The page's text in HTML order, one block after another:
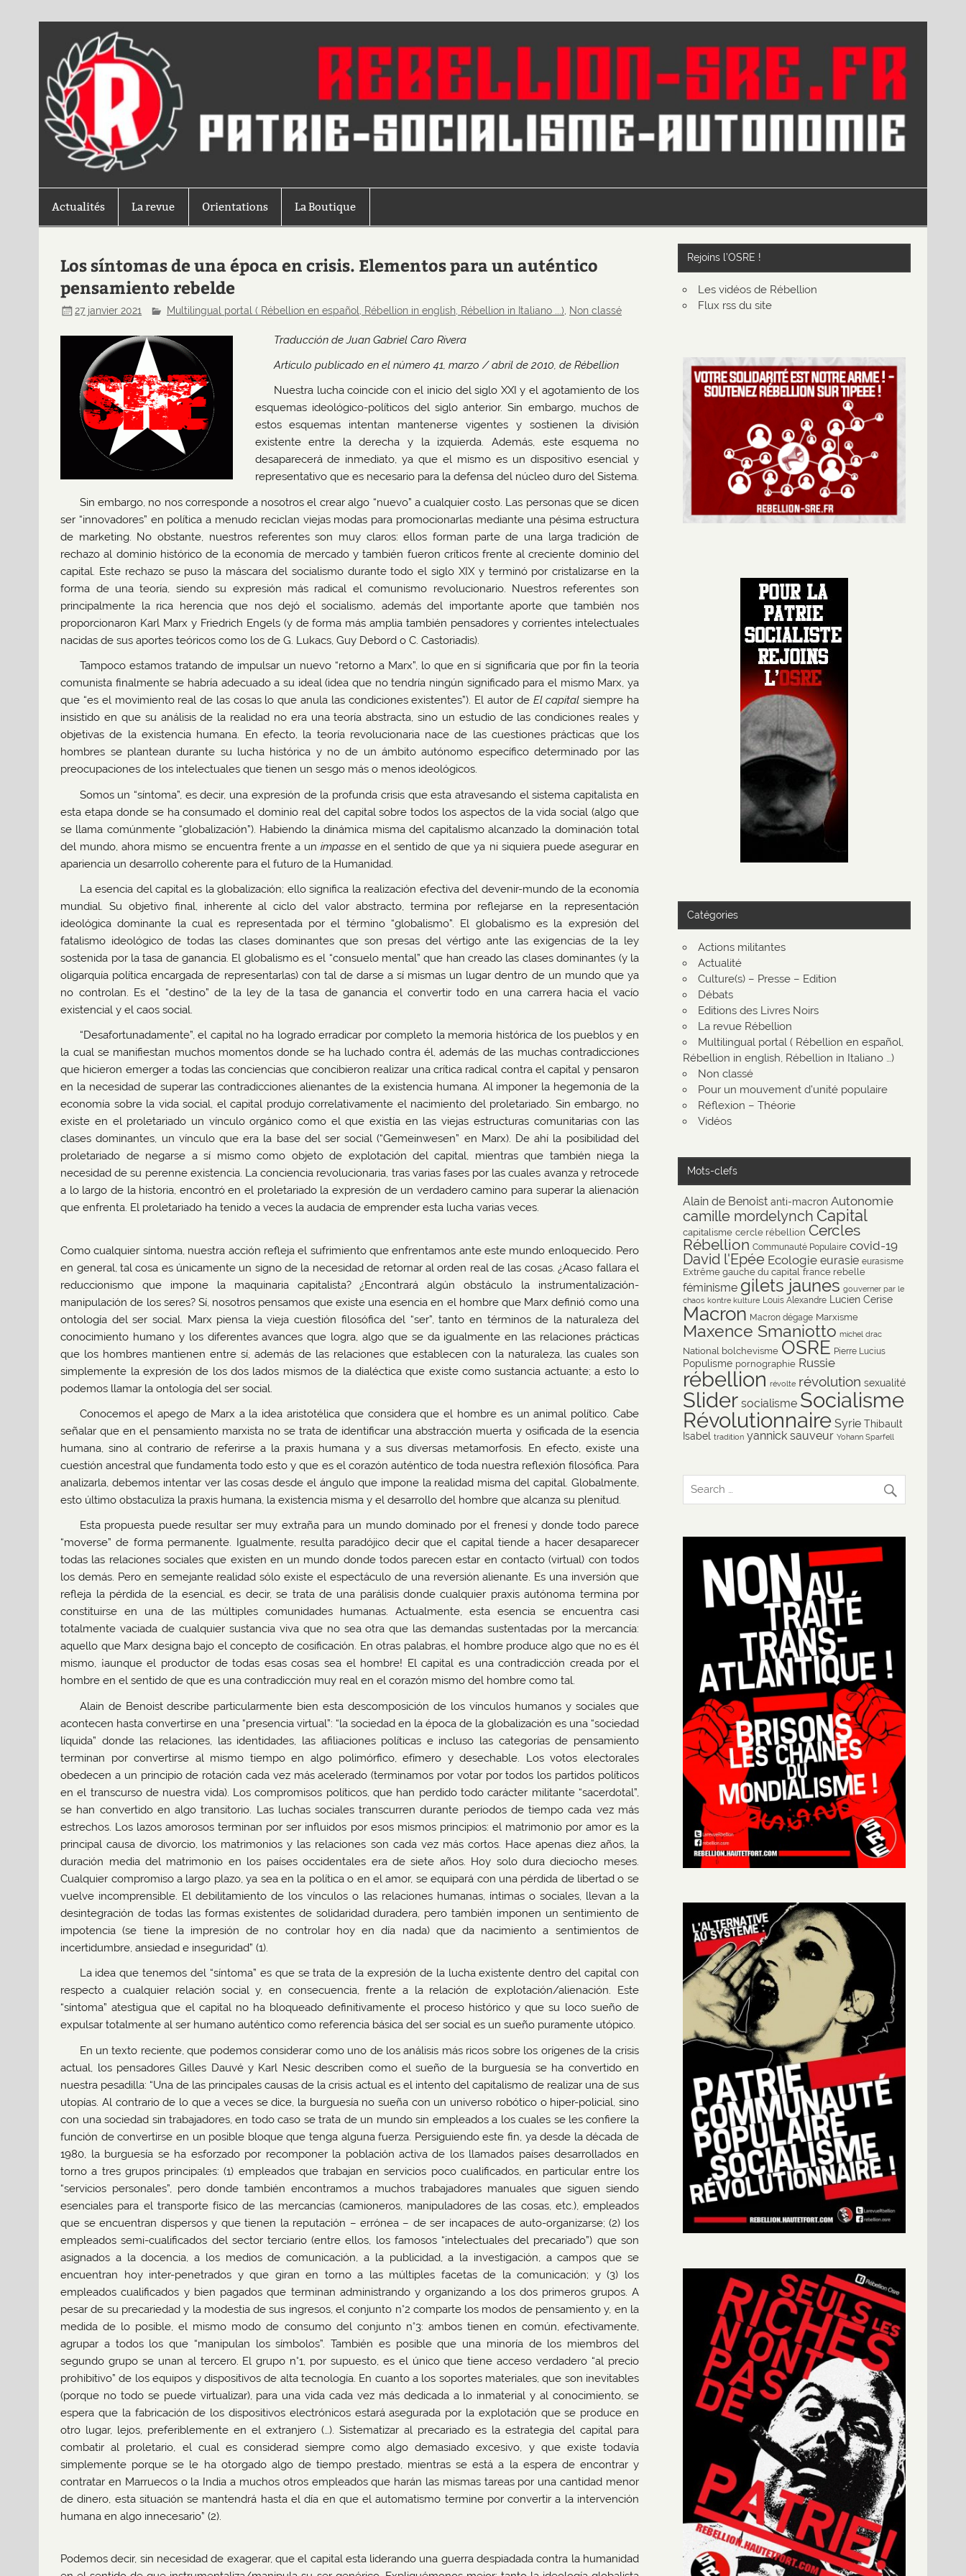
Actualités La revue Orientations La Boutique
Los síntomas de una época en crisis. Elementos para un auténtico
pensamiento rebelde
27 janvier 2021 Multilingual portal ( Rébellion en español, Rébellion in english, Rébellion in Italiano ...) Non classé
Traducción de Juan Gabriel Caro Rivera
Artículo publicado en el número 41, marzo / abril de 2010, de Rébellion
Nuestra lucha coincide con el inicio del siglo XXI y el agotamiento de los
esquemas ideológico-políticos del siglo anterior. Sin embargo, muchos de
estos esquemas intentan mantenerse vigentes y sostienen la división
existente entre la derecha y la izquierda. Además, este esquema no
desaparecerá de inmediato, ya que el mismo es un dispositivo esencial y
representativo que es necesario para la defensa del núcleo duro del Sistema.
Sin embargo, no nos corresponde a nosotros el crear algo “nuevo” a cualquier costo. Las personas que se dicen
ser “innovadores” en política a menudo reciclan viejas modas para promocionarlas mediante una pésima estructura
de marketing. No obstante, nuestros referentes son muy claros: ellos forman parte de una larga tradición de
rechazo al dominio histórico de la economía de mercado y también fueron críticos frente al creciente dominio del
capital. Este rechazo se puso la máscara del socialismo durante todo el siglo XIX y terminó por cristalizarse en la
forma de una teoría, siendo su expresión más radical el comunismo revolucionario. Nuestros referentes son
principalmente la rica herencia que nos dejó el socialismo, además del importante aporte que también nos
proporcionaron Karl Marx y Friedrich Engels (y de forma más amplia también pensadores y corrientes intelectuales
nacidas de sus aportes teóricos como los de G. Lukacs, Guy Debord o C. Castoriadis).
Tampoco estamos tratando de impulsar un nuevo “retorno a Marx”, lo que en sí significaría que por fin la teoría
comunista finalmente se habría adecuado a su ideal (idea que no tendría ningún significado para el mismo Marx, ya
que “es el movimiento real de las cosas lo que anula las condiciones existentes”). El autor de El capital siempre ha
insistido en que su análisis de la realidad no era una teoría abstracta, sino un estudio de las condiciones reales y
objetivas de la existencia humana. En efecto, la teoría revolucionaria nace de las cuestiones prácticas que los
hombres se plantean durante su lucha histórica y no de un ámbito autónomo específico determinado por las
preocupaciones de los intelectuales que tienen un sesgo más o menos ideológicos.
Somos un “síntoma”, es decir, una expresión de la profunda crisis que esta atravesando el sistema capitalista en
esta etapa donde se ha consumado el dominio real del capital sobre todos los aspectos de la vida social (algo que
se llama comúnmente “globalización”). Habiendo la dinámica misma del capitalismo alcanzado la dominación total
del mundo, ahora mismo se encuentra frente a un impasseen el sentido de que ya ni siquiera puede asegurar en
apariencia un desarrollo coherente para el futuro de la Humanidad.
La esencia del capital es la globalización; ello significa la realización efectiva del devenir-mundo de la economía
mundial. Su objetivo final, inherente al ciclo del valor abstracto, termina por reflejarse en la representación
ideológica dominante la cual es representada por el término “globalismo”. El globalismo es la expresión del
fatalismo ideológico de todas las clases dominantes que son presas del vértigo ante las exigencias de la ley
sostenida por la tasa de ganancia. El globalismo es el “consuelo mental” que han creado las clases dominantes (y la
oligarquía política encargada de representarlas) con tal de darse a sí mismas un lugar dentro de un mundo que ya
no controlan. Es el “destino” de la ley de la tasa de ganancia el convertir todo en una carrera hacia el vacío
existencial y el caos social.
“Desafortunadamente”, el capital no ha logrado erradicar por completo la memoria histórica de los pueblos y en
la cual se manifiestan muchos momentos donde se ha luchado contra él, además de las muchas contradicciones
que hicieron emerger a todas las conciencias que concibieron realizar una crítica radical contra el capital y pensaron
en la necesidad de superar las contradicciones alienantes de la existencia humana. Al imponer la hegemonía de la
economía sobre la vida social, el capital produjo correlativamente el nacimiento del proletariado. Sin embargo, no
existe en el proletariado un vínculo orgánico como el que existía en las viejas estructuras comunitarias con las
clases dominantes, un vínculo que era la base del ser social (“Gemeinwesen” en Marx). De ahí la posibilidad del
proletariado de negarse a sí mismo como objeto de explotación del capital, mientras que también niega la
necesidad de su perenne existencia. La conciencia revolucionaria, tras varias fases por las cuales avanza y retrocede
a lo largo de la historia, encontró en el proletariado la expresión de un verdadero camino para superar la alienación
que enfrenta. El proletariado ha tenido a veces la audacia de emprender esta lucha varias veces.
Como cualquier síntoma, nuestra acción refleja el sufrimiento que enfrentamos ante este mundo enloquecido. Pero
en general, tal cosa es únicamente un signo de la necesidad de retornar al orden real de las cosas. ¿Acaso fallara el
reduccionismo que impone la maquinaria capitalista? ¿Encontrará algún obstáculo la instrumentalización-
manipulación de los seres? Sí, nosotros pensamos que existe una esencia en el hombre que Marx definió como una
ontología del ser social. Marx piensa la vieja cuestión filosófica del “ser”, tanto en términos de la naturaleza del
conocimiento humano y los diferentes avances que logra, algo que se da igualmente en las relaciones prácticas
que los hombres mantienen entre sí, además de las relaciones que establecen con la naturaleza, las cuales son
simplemente la expresión de los dos lados mismos de la dialéctica que existe como sustancia actuante; a esto lo
podemos llamar la ontología del ser social.
Conocemos el apego de Marx a la idea aristotélica que considera que el hombre es un animal político. Cabe
señalar que en el pensamiento marxista no se trata de identificar una abstracción muerta y osificada de la esencia
humana, sino al contrario de referirse a la praxis humana y a sus diversas metamorfosis. En efecto, existe una
cuestión ancestral que fundamenta todo esto y que es el corazón auténtico de toda nuestra reflexión filosófica. Para
analizarla, debemos intentar ver las cosas desde el ángulo que impone la realidad misma del capital. Globalmente,
esto último obstaculiza la praxis humana, la existencia misma y el desarrollo del hombre que alcanza su plenitud.
Esta propuesta puede resultar ser muy extraña para un mundo dominado por el frenesí y donde todo parece
“moverse” de forma permanente. Igualmente, resulta paradójico decir que el capital tiende a hacer desaparecer
todas las relaciones sociales que existen en un mundo donde todos parecen estar en contacto (virtual) con todos
los demás. Pero en semejante realidad sólo existe el espectáculo de una reversión alienante. Es una inversión que
refleja la pérdida de la esencial, es decir, se trata de una parálisis donde cualquier praxis autónoma termina por
constituirse en una de las múltiples comunidades humanas. Actualmente, esta esencia se encuentra casi
totalmente vaciada de cualquier sustancia viva que no sea otra que las demandas sustentadas por la mercancía:
aquello que Marx designa bajo el concepto de cosificación. En otras palabras, el hombre produce algo que no es él
mismo, ¡aunque el productor de todas esas cosas sea el hombre! El capital es una contradicción creada por el
hombre en el sentido de que es una contradicción muy real en el corazón mismo del hombre como tal.
Alain de Benoist describe particularmente bien esta descomposición de los vínculos humanos y sociales que
acontecen hasta convertirse en una “presencia virtual”: “la sociedad en la época de la globalización es una “sociedad
líquida” donde las relaciones, las identidades, las afiliaciones políticas e incluso las categorías de pensamiento
terminan por convertirse al mismo tiempo en algo polimórfico, efímero y desechable. Los votos electorales
obedecen a un principio de rotación cada vez más acelerado (terminamos por votar por todos los partidos políticos
en el transcurso de nuestra vida). Los compromisos políticos, que han perdido todo carácter militante “sacerdotal”,
se han convertido en algo transitorio. Las luchas sociales transcurren durante períodos de tiempo cada vez más
estrechos. Los lazos amorosos terminan por ser influidos por esos mismos principios: el matrimonio por amor es la
principal causa de divorcio, los matrimonios y las relaciones son cada vez más cortos. Hace apenas diez años, la
duración media del matrimonio en los países occidentales era de siete años. Hoy solo dura dieciocho meses.
Cualquier compromiso a largo plazo, ya sea en la política o en el amor, se equipará con una pérdida de libertad o se
vuelve incomprensible. El debilitamiento de los vínculos o las relaciones humanas, íntimas o sociales, llevan a la
desintegración de todas las formas existentes de solidaridad duradera, pero también imponen un sentimiento de
impotencia (se tiene la impresión de no controlar hoy en día nada) que da nacimiento a sentimientos de
incertidumbre, ansiedad e inseguridad” (1).
La idea que tenemos del “síntoma” es que se trata de la expresión de la lucha existente dentro del capital con
respecto a cualquier relación social y, en consecuencia, frente a la relación de explotación/alienación. Este
“síntoma” atestigua que el capital no ha bloqueado definitivamente el proceso histórico y que su loco sueño de
expulsar totalmente al ser humano auténtico como referencia básica del ser social es un sueño puramente utópico.
En un texto reciente, que podemos considerar como uno de los análisis más ricos sobre los orígenes de la crisis
actual, los pensadores Gilles Dauvé y Karl Nesic describen como el sueño de la burguesía se ha convertido en
nuestra pesadilla: “Una de las principales causas de la crisis actual es el intento del capitalismo de realizar una de sus
utopías. Al contrario de lo que a veces se dice, la burguesía no sueña con un universo robótico o hiper-policial, sino
con una sociedad sin trabajadores, en todo caso se trata de un mundo sin empleados a los cuales se les confiere la
función de convertirse en un posible bloque que tenga alguna fuerza. Persiguiendo este fin, ya desde la década de
1980, la burguesía se ha esforzado por recomponer la población activa de los llamados países desarrollados en
torno a tres grupos principales: (1) empleados que trabajan en servicios poco cualificados, en particular entre los
“servicios personales”, pero donde también encontramos a muchos trabajadores manuales que siguen siendo
esenciales para el transporte físico de las mercancías (camioneros, manipuladores de las cosas, etc.), empleados
que se encuentran dispersos y que tienen la reputación – errónea – de ser incapaces de auto-organizarse; (2) los
empleados semi-cualificados del sector terciario (entre ellos, los famosos “intelectuales del precariado”) que son
asignados a la docencia, a los medios de comunicación, a la publicidad, a la investigación, a campos que se
encuentran hoy inter-penetrados y que giran en torno a las múltiples facetas de la comunicación; y (3) los
empleados cualificados y bien pagados que terminan administrando y organizando a los dos primeros grupos. A
pesar de su precariedad y la modestia de sus ingresos, el conjunto n°2 comparte los modos de pensamiento y, en la
medida de lo posible, el mismo modo de consumo del conjunto n°3: ambos tienen en común, efectivamente,
agrupar a todos los que “manipulan los símbolos”. También es posible que una minoría de los miembros del
segundo grupo se unan al tercero. El grupo n°1, por supuesto, es el único que tiene acceso verdadero “al precio
prohibitivo” de los equipos y dispositivos de alta tecnología. En cuanto a los soportes materiales, que son inevitables
(porque no todo se puede virtualizar), para una vida cada vez más dedicada a lo inmaterial y al conocimiento, se
espera que la fabricación de los dispositivos electrónicos estará asegurada por la explotación que se produce en
otro lugar, lejos, preferiblemente en el extranjero (…). Sistematizar al precariado es la estrategia del capital para
combatir al proletario, el cual es considerad siempre como algo demasiado excesivo, y que existe todavía
simplemente porque se le ha otorgado algo de tiempo prestado, mientras se está a la espera de encontrar y
contratar en Marruecos o la India a muchos otros empleados que harán las mismas tareas por una cantidad menor
de dinero, esta situación se mantendrá hasta el día en que el automatismo termine por convertir a la intervención
humana en algo innecesario” (2).
Podemos decir, sin necesidad de exagerar, que el capital esta liderando una guerra despiadada contra la humanidad
Rejoins l’OSRE !
Les vidéos de Rébellion
Flux rss du site
Catégories
Actions militantes
Actualité
Culture(s) – Presse – Edition
Débats
Editions des Livres Noirs
La revue Rébellion
Multilingual portal ( Rébellion en español,
Rébellion in english, Rébellion in Italiano …)
Non classé
Pour un mouvement d'unité populaire
Réflexion – Théorie
Vidéos
Mots-clefs
Alain de Benoist anti-macron Autonomie
camille mordelynch Capital
capitalisme cercle rébellion Cercles
Rébellion Communauté Populaire covid-19
David l'Epée Ecologie eurasie eurasisme
Extrême gauche du capital france rebelle
féminisme gilets jaunes gouverner par le
chaos kontre kulture Louis Alexandre Lucien Cerise
Macron Macron dégage Marxisme
Maxence Smaniotto michel drac
National bolchevisme OSRE Pierre Lucius
Populisme pornographie Russie
rébellion révolte révolution sexualité
Slider socialisme Socialisme
Révolutionnaire Syrie Thibault
Isabel tradition yannick sauveur Yohann Sparfell